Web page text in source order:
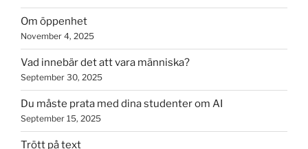
Om öppenhet
November 4, 2025
Vad innebär det att vara människa?
September 30, 2025
Du måste prata med dina studenter om AI
September 15, 2025
Trött på text